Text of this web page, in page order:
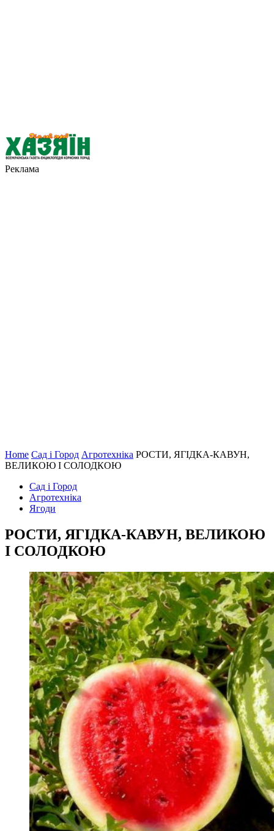
Реклама
Home Сад і Город Агротехніка РОСТИ, ЯГІДКА-КАВУН,
ВЕЛИКОЮ І СОЛОДКОЮ
Сад і Город
Агротехніка
Ягоди
РОСТИ, ЯГІДКА-КАВУН, ВЕЛИКОЮ
І СОЛОДКОЮ